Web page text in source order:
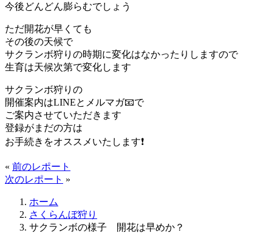
今後どんどん膨らむでしょう
ただ開花が早くても
その後の天候で
サクランボ狩りの時期に変化はなかったりしますので
生育は天候次第で変化します
サクランボ狩りの
開催案内はLINEとメルマガ📧で
ご案内させていただきます
登録がまだの方は
お手続きをオススメいたします❗
« 前のレポート
次のレポート »
ホーム
さくらんぼ狩り
サクランボの様子 開花は早めか？